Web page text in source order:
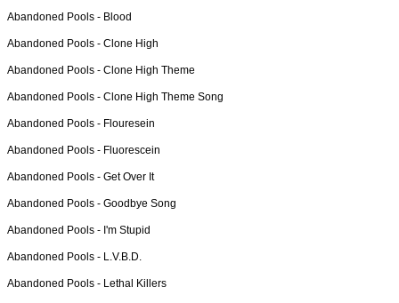
Abandoned Pools - Blood
Abandoned Pools - Clone High
Abandoned Pools - Clone High Theme
Abandoned Pools - Clone High Theme Song
Abandoned Pools - Flouresein
Abandoned Pools - Fluorescein
Abandoned Pools - Get Over It
Abandoned Pools - Goodbye Song
Abandoned Pools - I'm Stupid
Abandoned Pools - L.V.B.D.
Abandoned Pools - Lethal Killers